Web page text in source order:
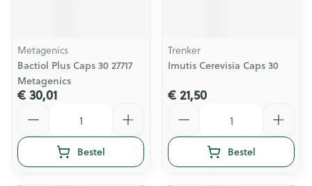
Metagenics
Bactiol Plus Caps 30 27717
Metagenics
€ 30,01
Bestel
Trenker
Imutis Cerevisia Caps 30
€ 21,50
Bestel